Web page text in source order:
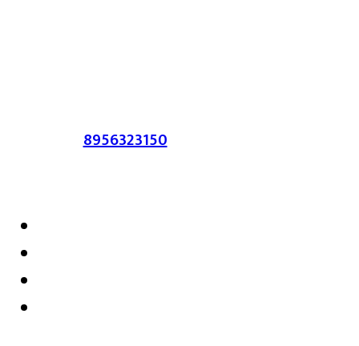
संपर्क :-8956323150/ ईमेल :-